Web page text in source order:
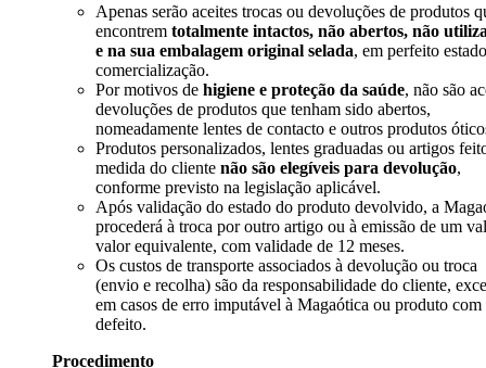
Apenas serão aceites trocas ou devoluções de produtos
encontrem totalmente intactos, não abertos, não
e na sua embalagem original selada, em perfeito
comercialização.
Por motivos de higiene e proteção da saúde, não são
devoluções de produtos que tenham sido abertos,
nomeadamente lentes de contacto e outros produtos
Produtos personalizados, lentes graduadas ou artigos
medida do cliente não são elegíveis para devolução,
conforme previsto na legislação aplicável.
Após validação do estado do produto devolvido, a
procederá à troca por outro artigo ou à emissão de um
valor equivalente, com validade de 12 meses.
Os custos de transporte associados à devolução ou troca
(envio e recolha) são da responsabilidade do cliente,
em casos de erro imputável à Magaótica ou produto com
defeito.
Procedimento